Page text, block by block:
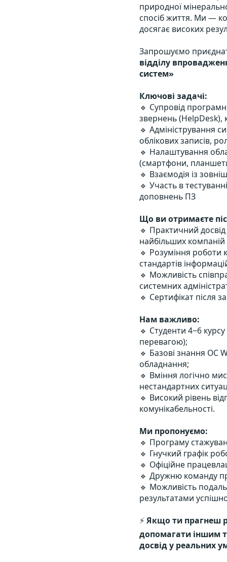
природної
спосіб життя. Ми —
досягає високих
Запрошуємо
відділу
систем»
Ключові задачі:
🔹 Супровід
звернень (HelpDesk),
🔹 Адміністрування
облікових записів,
🔹 Налаштування
(смартфони,
🔹 Взаємодія із
🔹 Участь в
доповнень ПЗ
Що ви отримаєте
🔹 Практичний досвід
найбільших компаній
🔹 Розуміння роботи
стандартів
🔹 Можливість
системних
🔹 Сертифікат після
Нам важливо:
🔹 Студенти 4−6 курсу
перевагою);
🔹 Базові знання ОС
обладнання;
🔹 Вміння логічно
нестандартних
🔹 Високий рівень
комунікабельності.
Ми пропонуємо:
🔹 Програму
🔹 Гнучкий графік
🔹 Офіційне
🔹 Дружню команду
🔹 Можливість
результатами
⚡ Якщо ти прагнеш
допомагати іншим
досвід у реальних